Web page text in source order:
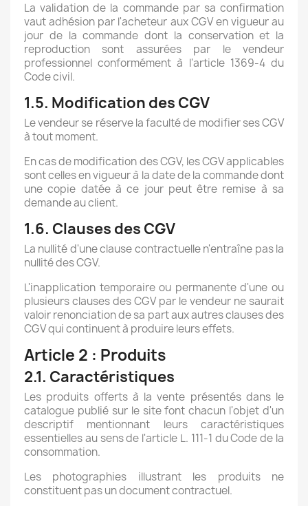
La validation de la commande par sa confirmation
vaut adhésion par l'acheteur aux CGV en vigueur au
jour de la commande dont la conservation et la
reproduction sont assurées par le vendeur
professionnel conformément à l'article 1369-4 du
Code civil.
1.5. Modification des CGV
Le vendeur se réserve la faculté de modifier ses CGV
à tout moment.
En cas de modification des CGV, les CGV applicables
sont celles en vigueur à la date de la commande dont
une copie datée à ce jour peut être remise à sa
demande au client.
1.6. Clauses des CGV
La nullité d'une clause contractuelle n'entraîne pas la
nullité des CGV.
L'inapplication temporaire ou permanente d'une ou
plusieurs clauses des CGV par le vendeur ne saurait
valoir renonciation de sa part aux autres clauses des
CGV qui continuent à produire leurs effets.
Article 2 : Produits
2.1. Caractéristiques
Les produits offerts à la vente présentés dans le
catalogue publié sur le site font chacun l'objet d'un
descriptif mentionnant leurs caractéristiques
essentielles au sens de l'article L. 111-1 du Code de la
consommation.
Les photographies illustrant les produits ne
constituent pas un document contractuel.